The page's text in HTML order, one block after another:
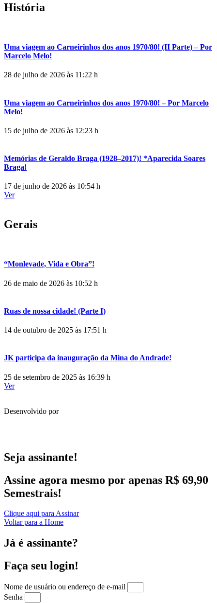
História
Uma viagem ao Carneirinhos dos anos 1970/80! (II Parte) – Por
Marcelo Melo!
28 de julho de 2026 às 11:22 h
Uma viagem ao Carneirinhos dos anos 1970/80! – Por Marcelo
Melo!
15 de julho de 2026 às 12:23 h
Memórias de Geraldo Braga (1928–2017)! *Aparecida Soares
Braga!
17 de junho de 2026 às 10:54 h
Ver
Gerais
“Monlevade, Vida e Obra”!
26 de maio de 2026 às 10:52 h
Ruas de nossa cidade! (Parte I)
14 de outubro de 2025 às 17:51 h
JK participa da inauguração da Mina do Andrade!
25 de setembro de 2025 às 16:39 h
Ver
Desenvolvido por
Seja assinante!
Assine agora mesmo por apenas R$ 69,90
Semestrais!
Clique aqui para Assinar
Voltar para a Home
Já é assinante?
Faça seu login!
Nome de usuário ou endereço de e-mail
Senha